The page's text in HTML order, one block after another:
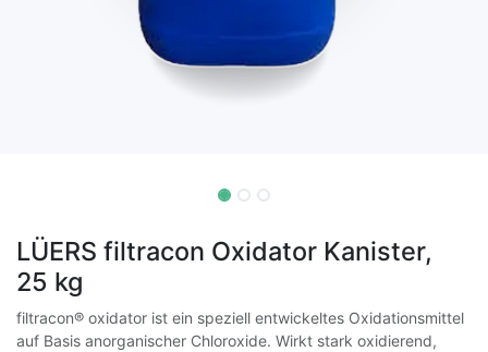
LÜERS filtracon Oxidator Kanister,
25 kg
filtracon® oxidator ist ein speziell entwickeltes Oxidationsmittel
auf Basis anorganischer Chloroxide. Wirkt stark oxidierend,